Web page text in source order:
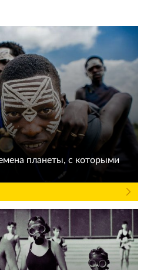
планеты, с которыми